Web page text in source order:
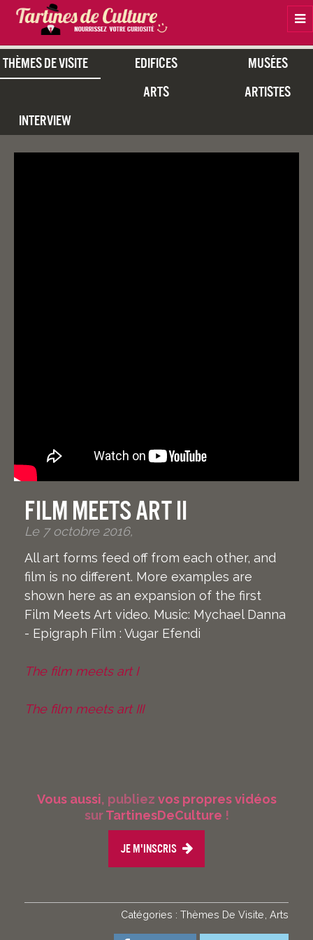
Thèmes De Visite Edifices
Musées
Arts
Artistes
Interview
Film meets art II
Le 7 octobre 2016,
All art forms feed off from each other, and
film is no different. More examples are
shown here as an expansion of the first
Film Meets Art video. Music: Mychael Danna
- Epigraph Film : Vugar Efendi
The film meets art I
The film meets art III
Vous aussi, publiez vos propres vidéos
surTartinesDeCulture !
Je m'inscris
Catégories : Thèmes De Visite Arts